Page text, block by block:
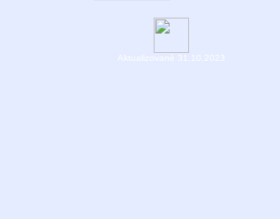
Aktualizované 31.10.2023